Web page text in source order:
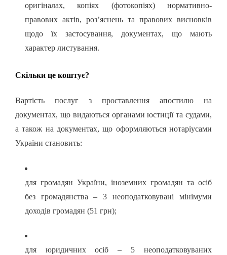
оригіналах, копіях (фотокопіях) нормативно-
правових актів, роз’яснень та правових висновків
щодо їх застосування, документах, що мають
характер листування.
Скільки це коштує?
Вартість послуг з проставлення апостилю на
документах, що видаються органами юстиції та судами,
а також на документах, що оформляються нотаріусами
України становить:
для громадян України, іноземних громадян та осіб
без громадянства – 3 неоподатковувані мінімуми
доходів громадян (51 грн);
для юридичних осіб – 5 неоподатковуваних